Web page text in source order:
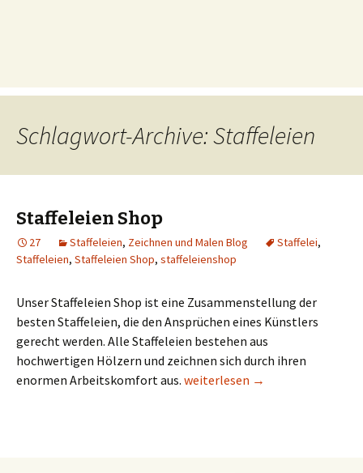
Schlagwort-Archive: Staffeleien
Staffeleien Shop
27 Staffeleien, Zeichnen und Malen Blog Staffelei,
Staffeleien, Staffeleien Shop, staffeleienshop
Unser Staffeleien Shop ist eine Zusammenstellung der
besten Staffeleien, die den Ansprüchen eines Künstlers
gerecht werden. Alle Staffeleien bestehen aus
hochwertigen Hölzern und zeichnen sich durch ihren
enormen Arbeitskomfort aus. Staffeleien Shop
weiterlesen →